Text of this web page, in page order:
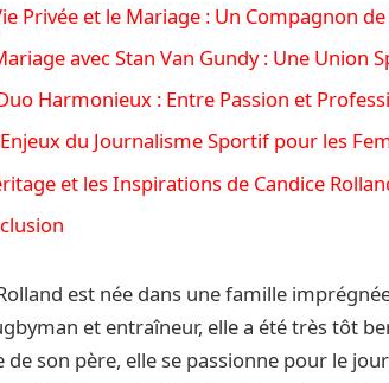
Privée et le Mariage : Un Compagnon
avec Stan Van Gundy : Une Union
Harmonieux : Entre Passion et
du Journalisme Sportif pour les
et les Inspirations de Candice
est née dans une famille
et entraîneur, elle a été très tôt
de son père, elle se passionne pour le